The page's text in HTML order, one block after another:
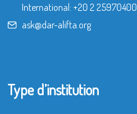
International: +20 2 25970400
ask@dar-alifta.org
Type d’institution